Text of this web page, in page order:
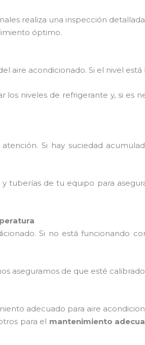
realiza una inspección
óptimo.
aire acondicionado. Si el nivel
los niveles de refrigerante y, si es
Si hay suciedad
tuberías de tu equipo para
Si no está funcionando
aseguramos de que esté
adecuado para aire
para el mantenimiento